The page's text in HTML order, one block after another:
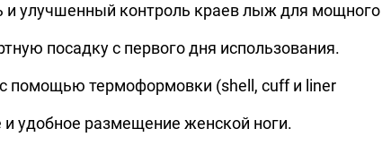
улучшенный контроль краев лыж для мощного
посадку с первого дня использования.
помощью термоформовки (shell, cuff и liner
удобное размещение женской ноги.